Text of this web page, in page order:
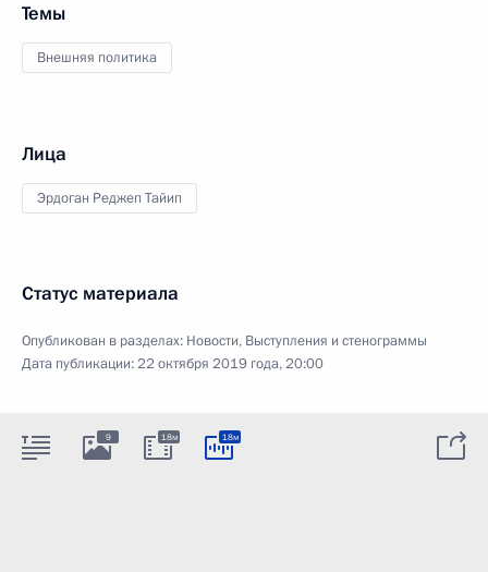
Темы
Внешняя политика
Лица
Эрдоган Реджеп Тайип
Статус материала
Опубликован в разделах: Новости, Выступления и стенограммы
Дата публикации:22 октября 2019 года, 20:00
9 18м 18м